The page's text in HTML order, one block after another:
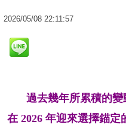
2026/05/08 22:11:57
過去幾年所累積的變
在 2026 年迎來選擇錨定